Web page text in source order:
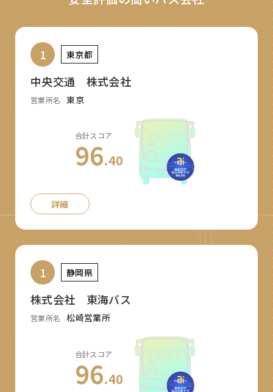
1 東京都
中央交通 株式会社
営業所名 東京
合計スコア
96.40
詳細
1 静岡県
株式会社 東海バス
営業所名 松崎営業所
合計スコア
96.40